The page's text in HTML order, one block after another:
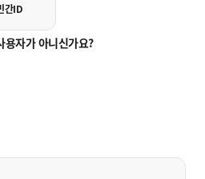
자가 아니신가요?
간ID